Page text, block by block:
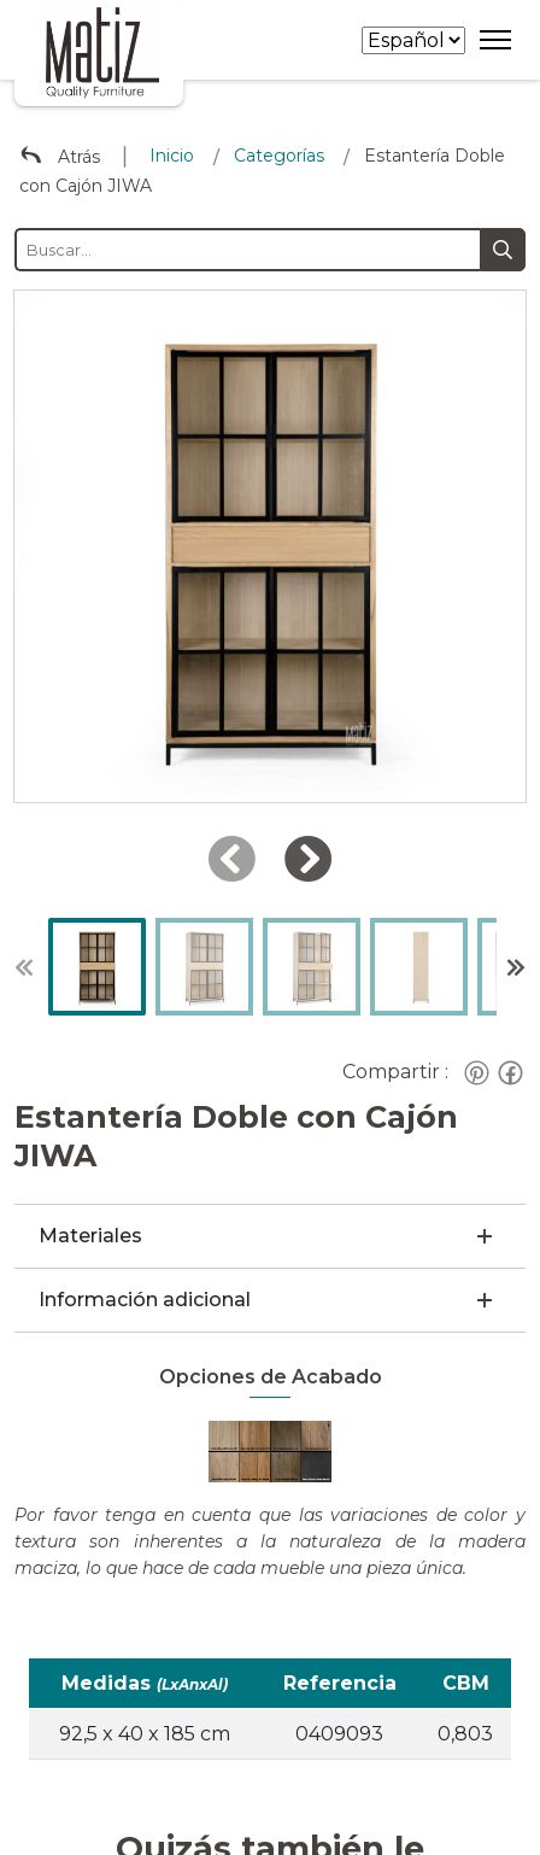
Atrás Inicio / Categorías /
Estantería Doble
con Cajón JIWA
Compartir :
Estantería Doble con Cajón
JIWA
Materiales
Información adicional
Opciones de Acabado
Por favor tenga en cuenta que las variaciones de color y
textura son inherentes a la naturaleza de la madera
maciza, lo que hace de cada mueble una pieza única.
Medidas (LxAnxAl) Referencia CBM
92,5 x 40 x 185 cm 0409093 0,803